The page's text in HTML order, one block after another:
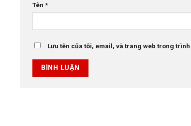
Tên *
Lưu tên của tôi, email, và trang web trong